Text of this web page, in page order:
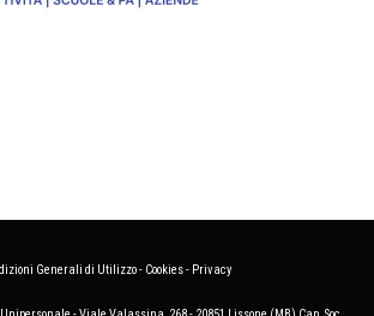
Generali di Utilizzo- Cookies- Privacy